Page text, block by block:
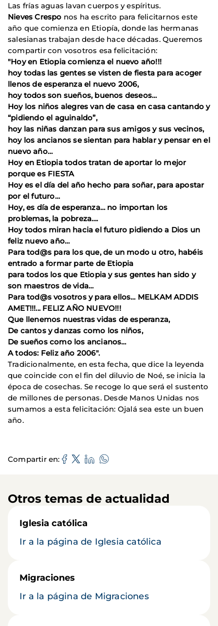
Las frías aguas lavan cuerpos y espíritus.
Nieves Crespo nos ha escrito para felicitarnos este
año que comienza en Etiopía, donde las hermanas
salesianas trabajan desde hace décadas. Queremos
compartir con vosotros esa felicitación:
"Hoy en Etiopia comienza el nuevo año!!!
hoy todas las gentes se visten de fiesta para acoger
llenos de esperanza el nuevo 2006,
hoy todos son sueños, buenos deseos…
Hoy los niños alegres van de casa en casa cantando y
“pidiendo el aguinaldo”,
hoy las niñas danzan para sus amigos y sus vecinos,
hoy los ancianos se sientan para hablar y pensar en el
nuevo año…
Hoy en Etiopia todos tratan de aportar lo mejor
porque es FIESTA
Hoy es el día del año hecho para soñar, para apostar
por el futuro…
Hoy, es día de esperanza… no importan los
problemas, la pobreza….
Hoy todos miran hacia el futuro pidiendo a Dios un
feliz nuevo año…
Para tod@s para los que, de un modo u otro, habéis
entrado a formar parte de Etiopia
para todos los que Etiopia y sus gentes han sido y
son maestros de vida…
Para tod@s vosotros y para ellos… MELKAM ADDIS
AMET!!!... FELIZ AÑO NUEVO!!!
Que llenemos nuestras vidas de esperanza,
De cantos y danzas como los niños,
De sueños como los ancianos…
A todos: Feliz año 2006".
Tradicionalmente, en esta fecha, que dice la leyenda
que coincide con el fin del diluvio de Noé, se inicia la
época de cosechas. Se recoge lo que será el sustento
de millones de personas. Desde Manos Unidas nos
sumamos a esta felicitación: Ojalá sea este un buen
año.
Compartir en
Otros temas de actualidad
Iglesia católica
Ir a la página de Iglesia católica
Migraciones
Ir a la página de Migraciones